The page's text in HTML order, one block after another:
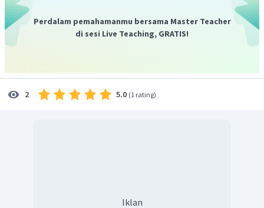
KL
=
QR
Jadi, jawaban yang tepat adalah D.
Perdalam pemahamanmu bersama Master Teacher
di sesi Live Teaching, GRATIS!
2 5.0 (1 rating)
Iklan